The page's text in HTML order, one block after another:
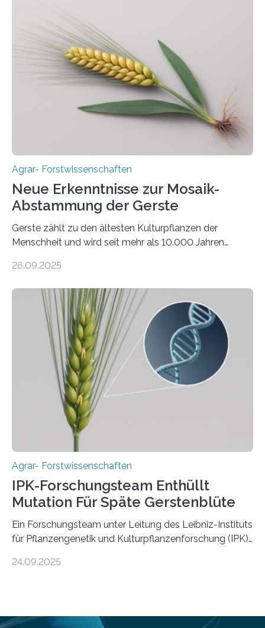
nach nachhaltigen Alternativen zur Energiegewinnung
aus landwirtschaftlichen Kulturen ist ein zentrales
Anliegen im Zuge der europäischen Klimaziele, bis
2050 klimaneutral zu werden. In Deutschland dominiert
bislang der Mais als Energiepflanze, doch sein Anbau
bringt ökologische Herausforderungen mit sich:
Bodenerosion, Nährstoffauswaschung und…
Agrar- Forstwissenschaften
Neue Erkenntnisse zur Mosaik-
Abstammung der Gerste
Gerste zählt zu den ältesten Kulturpflanzen der
Menschheit und wird seit mehr als 10.000 Jahren
einzigen Ort domestiziert wurde. Eine neue Studie eines
Instituts für Pflanzengenetik und
Kulturpflanzenforschung (IPK) zeigt, dass die heutige
Gerste aus verschiedenen Wildpopulationen im
sogenannten Fruchtbaren Halbmond hervorgegangen
ist. Sie besitzt also eine Art „Mosaik-Abstammung“. Die
Ergebnisse der Studie wurden heute in der
Fachzeitschrift „Nature“ veröffentlicht. Die
Forschungsgruppe hat die Evolution und…
26.09.2025
Agrar- Forstwissenschaften
IPK-Forschungsteam Enthüllt
Mutation Für Späte Gerstenblüte
Ein Forschungsteam unter Leitung des Leibniz-Instituts
für Pflanzengenetik und Kulturpflanzenforschung (IPK)
entdeckt, das Gerste in Regionen mit langen
Sammlungen von Wild- und domestizierter Gerste
24.09.2025